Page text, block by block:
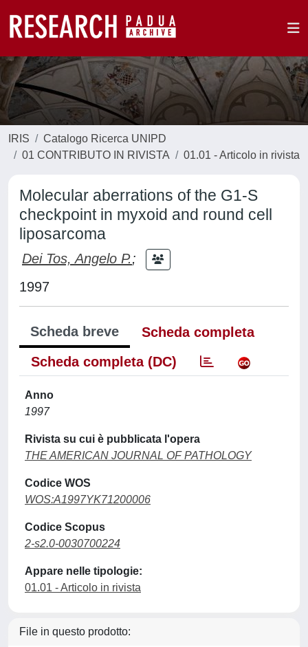
IRIS
Catalogo Ricerca UNIPD
01 CONTRIBUTO IN RIVISTA
01.01 - Articolo in rivista
Molecular aberrations of the G1-S
checkpoint in myxoid and round cell
liposarcoma
Dei Tos, Angelo P.;
1997
Scheda breve
Scheda completa
Scheda completa (DC)
Anno
1997
Rivista su cui è pubblicata l'opera
THE AMERICAN JOURNAL OF PATHOLOGY
Codice WOS
WOS:A1997YK71200006
Codice Scopus
2-s2.0-0030700224
Appare nelle tipologie:
01.01 - Articolo in rivista
File in questo prodotto: